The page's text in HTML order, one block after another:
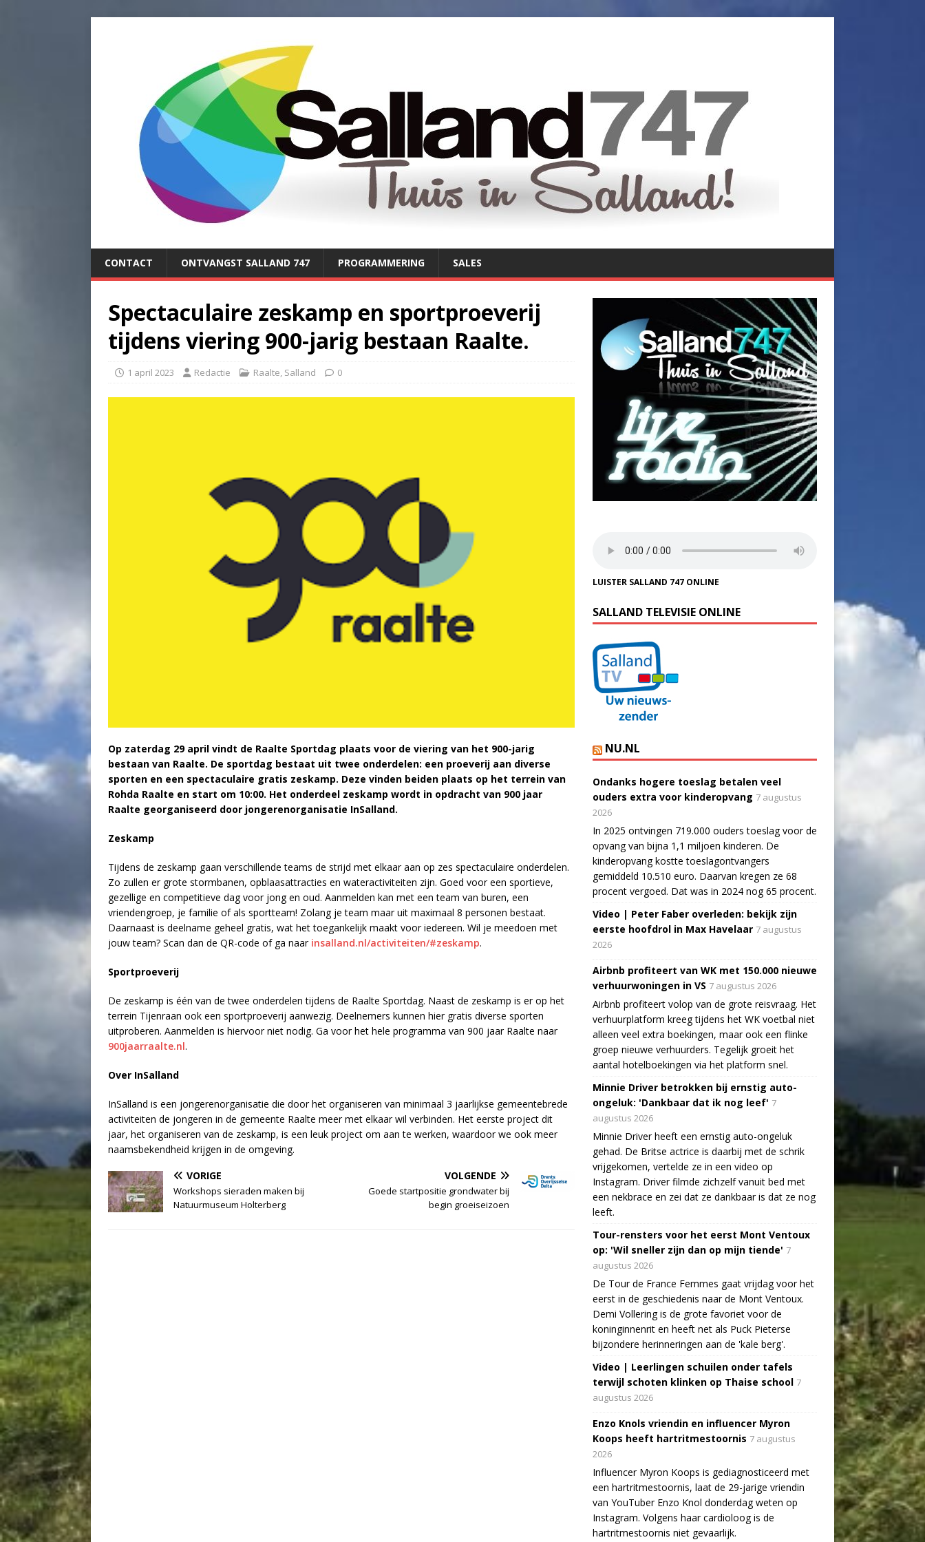
CONTACT ONTVANGST SALLAND 747 PROGRAMMERING SALES
Spectaculaire zeskamp en sportproeverij
tijdens viering 900-jarig bestaan Raalte.
1 april 2023 Redactie Raalte, Salland 0
Op zaterdag 29 april vindt de Raalte Sportdag plaats voor de viering van het 900-jarig
bestaan van Raalte. De sportdag bestaat uit twee onderdelen: een proeverij aan diverse
sporten en een spectaculaire gratis zeskamp. Deze vinden beiden plaats op het terrein van
Rohda Raalte en start om 10:00. Het onderdeel zeskamp wordt in opdracht van 900 jaar
Raalte georganiseerd door jongerenorganisatie InSalland.
Zeskamp
Tijdens de zeskamp gaan verschillende teams de strijd met elkaar aan op zes spectaculaire onderdelen.
Zo zullen er grote stormbanen, opblaasattracties en wateractiviteiten zijn. Goed voor een sportieve,
gezellige en competitieve dag voor jong en oud. Aanmelden kan met een team van buren, een
vriendengroep, je familie of als sportteam! Zolang je team maar uit maximaal 8 personen bestaat.
Daarnaast is deelname geheel gratis, wat het toegankelijk maakt voor iedereen. Wil je meedoen met
jouw team? Scan dan de QR-code of ga naar insalland.nl/activiteiten/#zeskamp.
Sportproeverij
De zeskamp is één van de twee onderdelen tijdens de Raalte Sportdag. Naast de zeskamp is er op het
terrein Tijenraan ook een sportproeverij aanwezig. Deelnemers kunnen hier gratis diverse sporten
uitproberen. Aanmelden is hiervoor niet nodig. Ga voor het hele programma van 900 jaar Raalte naar
900jaarraalte.nl.
Over InSalland
InSalland is een jongerenorganisatie die door het organiseren van minimaal 3 jaarlijkse gemeentebrede
activiteiten de jongeren in de gemeente Raalte meer met elkaar wil verbinden. Het eerste project dit
jaar, het organiseren van de zeskamp, is een leuk project om aan te werken, waardoor we ook meer
naamsbekendheid krijgen in de omgeving.
VORIGE
Workshops sieraden maken bij
Natuurmuseum Holterberg
VOLGENDE
Goede startpositie grondwater bij
begin groeiseizoen
LUISTER SALLAND 747 ONLINE
SALLAND TELEVISIE ONLINE
NU.NL
Ondanks hogere toeslag betalen veel
ouders extra voor kinderopvang 7 augustus
2026
In 2025 ontvingen 719.000 ouders toeslag voor de
opvang van bijna 1,1 miljoen kinderen. De
kinderopvang kostte toeslagontvangers
gemiddeld 10.510 euro. Daarvan kregen ze 68
procent vergoed. Dat was in 2024 nog 65 procent.
Video | Peter Faber overleden: bekijk zijn
eerste hoofdrol in Max Havelaar 7 augustus
2026
Airbnb profiteert van WK met 150.000 nieuwe
verhuurwoningen in VS 7 augustus 2026
Airbnb profiteert volop van de grote reisvraag. Het
verhuurplatform kreeg tijdens het WK voetbal niet
alleen veel extra boekingen, maar ook een flinke
groep nieuwe verhuurders. Tegelijk groeit het
aantal hotelboekingen via het platform snel.
Minnie Driver betrokken bij ernstig auto-
ongeluk: 'Dankbaar dat ik nog leef' 7
augustus 2026
Minnie Driver heeft een ernstig auto-ongeluk
gehad. De Britse actrice is daarbij met de schrik
vrijgekomen, vertelde ze in een video op
Instagram. Driver filmde zichzelf vanuit bed met
een nekbrace en zei dat ze dankbaar is dat ze nog
leeft.
Tour-rensters voor het eerst Mont Ventoux
op: 'Wil sneller zijn dan op mijn tiende' 7
augustus 2026
De Tour de France Femmes gaat vrijdag voor het
eerst in de geschiedenis naar de Mont Ventoux.
Demi Vollering is de grote favoriet voor de
koninginnenrit en heeft net als Puck Pieterse
bijzondere herinneringen aan de 'kale berg'.
Video | Leerlingen schuilen onder tafels
terwijl schoten klinken op Thaise school 7
augustus 2026
Enzo Knols vriendin en influencer Myron
Koops heeft hartritmestoornis 7 augustus
2026
Influencer Myron Koops is gediagnosticeerd met
een hartritmestoornis, laat de 29-jarige vriendin
van YouTuber Enzo Knol donderdag weten op
Instagram. Volgens haar cardioloog is de
hartritmestoornis niet gevaarlijk.